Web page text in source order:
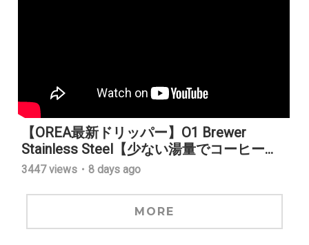
【OREA最新ドリッパー】O1 Brewer
Stainless Steel【少ない湯量でコーヒー...
3447 views・8 days ago
MORE